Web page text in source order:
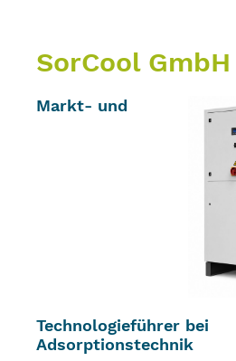
SorCool GmbH
Markt- und
Technologieführer bei
Adsorptionstechnik